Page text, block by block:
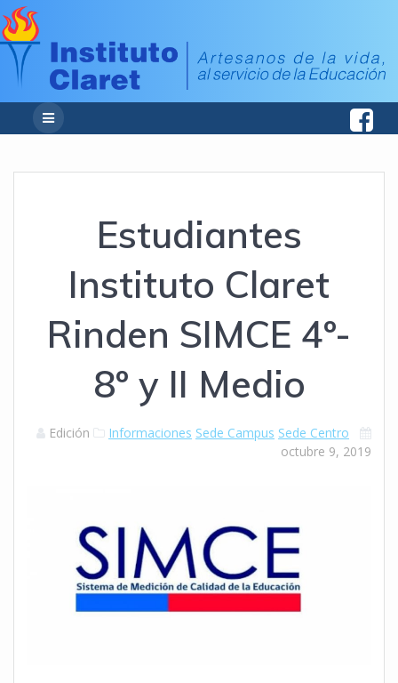
Estudiantes
Instituto Claret
Rinden SIMCE 4º-
8º y II Medio
Edición Informaciones Sede Campus Sede Centro
octubre 9, 2019